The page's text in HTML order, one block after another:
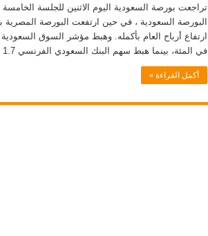
تراجعت بورصة السعودية اليوم الاثنين للجلسة
البورصة السعودية ، في حين ارتفعت البورصة
في المئة، بينما هبط سهم البنك السعودي الفرنسي 1.7 …
أكمل القراءة »